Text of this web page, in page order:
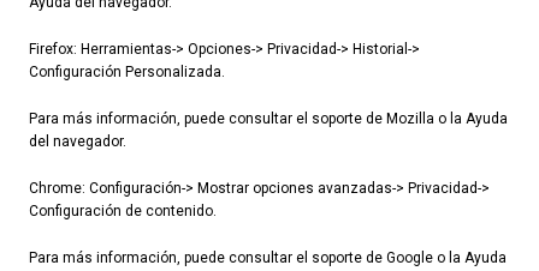
Firefox: Herramientas-> Opciones-> Privacidad-> Historial->
Configuración Personalizada.
Para más información, puede consultar el soporte de Mozilla o la Ayuda
del navegador.
Chrome: Configuración-> Mostrar opciones avanzadas-> Privacidad->
Configuración de contenido.
Para más información, puede consultar el soporte de Google o la Ayuda